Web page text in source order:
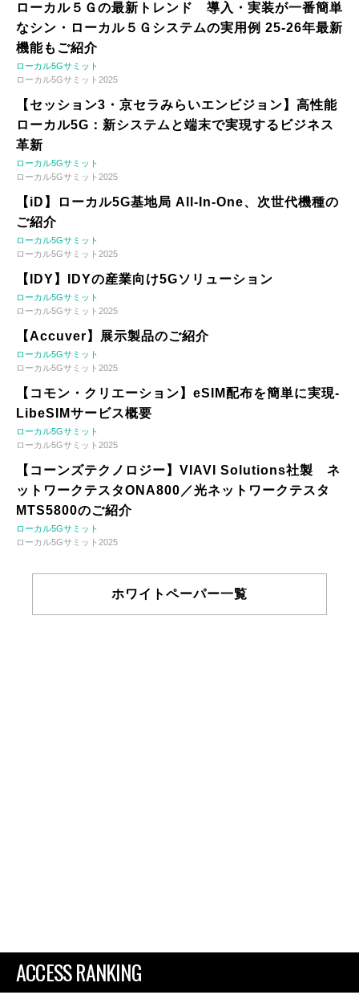
ローカル５Ｇの最新トレンド 導入・実装が一番簡単
なシン・ローカル５Ｇシステムの実用例 25-26年最新
機能もご紹介
ローカル5Gサミット
ローカル5Gサミット2025
【セッション3・京セラみらいエンビジョン】高性能
ローカル5G：新システムと端末で実現するビジネス
革新
ローカル5Gサミット
ローカル5Gサミット2025
【iD】ローカル5G基地局 All-In-One、次世代機種の
ご紹介
ローカル5Gサミット
ローカル5Gサミット2025
【IDY】IDYの産業向け5Gソリューション
ローカル5Gサミット
ローカル5Gサミット2025
【Accuver】展示製品のご紹介
ローカル5Gサミット
ローカル5Gサミット2025
【コモン・クリエーション】eSIM配布を簡単に実現-
LibeSIMサービス概要
ローカル5Gサミット
ローカル5Gサミット2025
【コーンズテクノロジー】VIAVI Solutions社製 ネ
ットワークテスタONA800／光ネットワークテスタ
MTS5800のご紹介
ローカル5Gサミット
ローカル5Gサミット2025
ホワイトペーパー一覧
ACCESS RANKING